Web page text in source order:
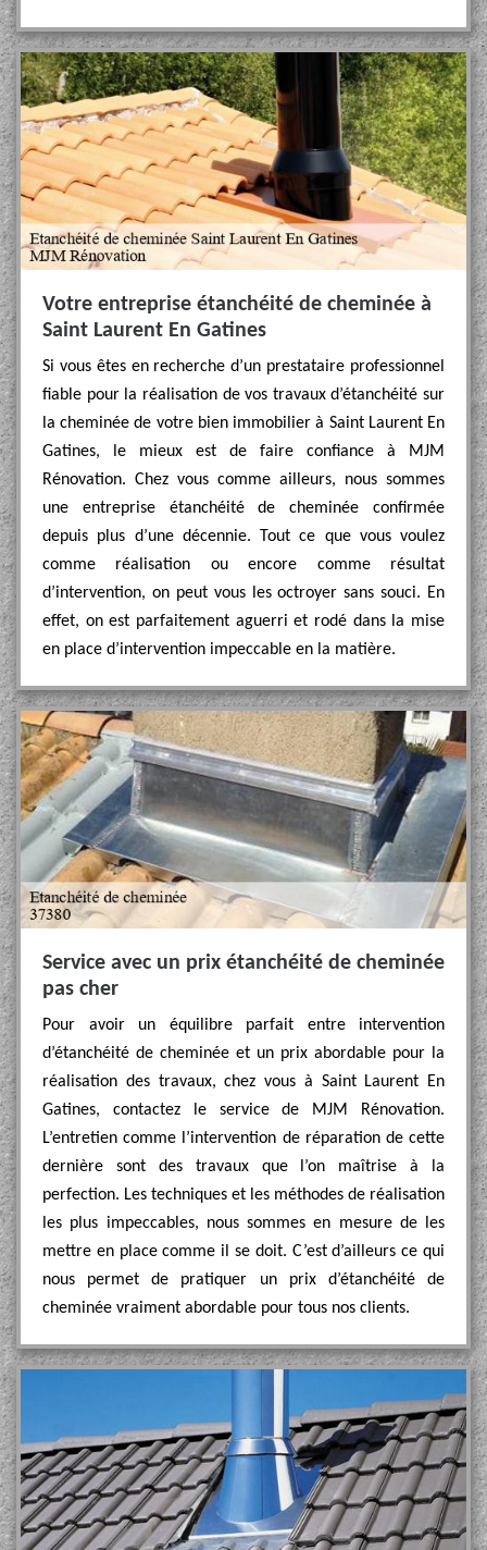
Votre entreprise étanchéité de cheminée à
Saint Laurent En Gatines
Si vous êtes en recherche d’un prestataire professionnel
fiable pour la réalisation de vos travaux d’étanchéité sur
la cheminée de votre bien immobilier à Saint Laurent En
Gatines, le mieux est de faire confiance à MJM
Rénovation. Chez vous comme ailleurs, nous sommes
une entreprise étanchéité de cheminée confirmée
depuis plus d’une décennie. Tout ce que vous voulez
comme réalisation ou encore comme résultat
d’intervention, on peut vous les octroyer sans souci. En
effet, on est parfaitement aguerri et rodé dans la mise
en place d’intervention impeccable en la matière.
Service avec un prix étanchéité de cheminée
pas cher
Pour avoir un équilibre parfait entre intervention
d’étanchéité de cheminée et un prix abordable pour la
réalisation des travaux, chez vous à Saint Laurent En
Gatines, contactez le service de MJM Rénovation.
L’entretien comme l’intervention de réparation de cette
dernière sont des travaux que l’on maîtrise à la
perfection. Les techniques et les méthodes de réalisation
les plus impeccables, nous sommes en mesure de les
mettre en place comme il se doit. C’est d’ailleurs ce qui
nous permet de pratiquer un prix d’étanchéité de
cheminée vraiment abordable pour tous nos clients.